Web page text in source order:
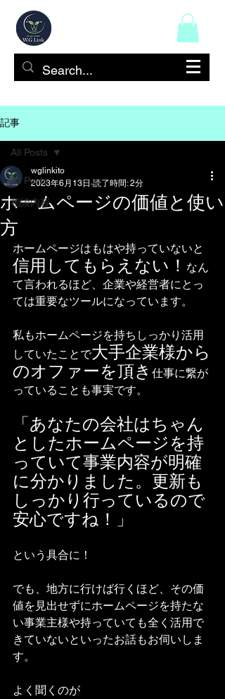
記事
All Posts
相談内容
All Posts
ホームページの価値と使い
方
wglinkito
2023年6月13日 読了時間: 2分
ホームページはもはや持っていないと
信用してもらえない！ なん
て言われるほど、企業や経営者にとっ
ては重要なツールになっています。
私もホームページを持ちしっかり活用
していたことで大手企業様から
のオファーを頂き 仕事に繋が
っていることも事実です。
「あなたの会社はちゃん
としたホームページを持
っていて事業内容が明確
に分かりました。更新も
しっかり行っているので
安心ですね！」
という具合に！
でも、地方に行けば行くほど、その価
値を見出せずにホームページを持たな
い事業主様や持っていても全く活用で
きていないといったお話もお伺いしま
す。
よく聞くのが